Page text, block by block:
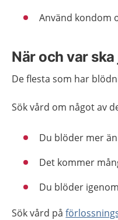
Använd kondom
När och var
De flesta som har
Sök vård om något av
Du blöder mer
Det kommer
Du blöder
Sök vård på